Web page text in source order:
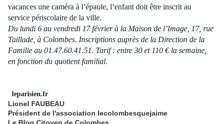
vacances une caméra à l’épaule, l’enfant doit être inscrit au
service périscolaire de la ville.
Du lundi 6 au vendredi 17 février à la Maison de l’Image, 17, rue
Taillade, à Colombes. Inscriptions auprès de la Direction de la
Famille au 01.47.60.41.51. Tarif : entre 30 et 110 € la semaine,
en fonction du quotient familial.
leparisien.fr
Lionel FAUBEAU
Président de l'association lecolombesquejaime